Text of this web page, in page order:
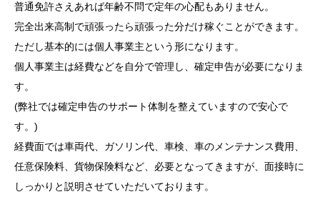
普通免許さえあれば年齢不問で定年の心配もありません。
完全出来高制で頑張ったら頑張った分だけ稼ぐことができます。
ただし基本的には個人事業主という形になります。
個人事業主は経費などを自分で管理し、確定申告が必要になりま
す。
(弊社では確定申告のサポート体制を整えていますので安心で
す。)
経費面では車両代、ガソリン代、車検、車のメンテナンス費用、
任意保険料、貨物保険料など、必要となってきますが、面接時に
しっかりと説明させていただいております。